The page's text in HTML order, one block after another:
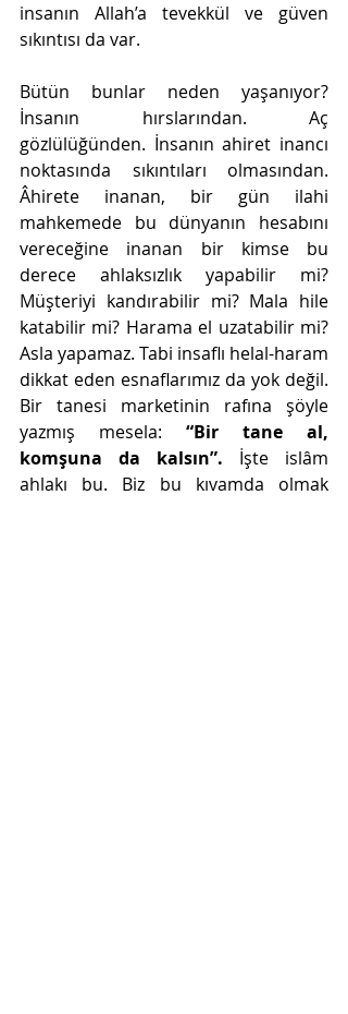
insanın Allah’a tevekkül ve güven
sıkıntısı da var.
Bütün bunlar neden yaşanıyor?
İnsanın hırslarından. Aç
gözlülüğünden. İnsanın ahiret inancı
noktasında sıkıntıları olmasından.
Âhirete inanan, bir gün ilahi
mahkemede bu dünyanın hesabını
vereceğine inanan bir kimse bu
derece ahlaksızlık yapabilir mi?
Müşteriyi kandırabilir mi? Mala hile
katabilir mi? Harama el uzatabilir mi?
Asla yapamaz. Tabi insaflı helal-haram
dikkat eden esnaflarımız da yok değil.
Bir tanesi marketinin rafına şöyle
yazmış mesela: “Bir tane al,
komşuna da kalsın”. İşte islâm
ahlakı bu. Biz bu kıvamda olmak